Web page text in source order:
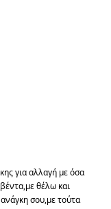
για αλλαγή με όσα
θέλω και
σου,με τούτα